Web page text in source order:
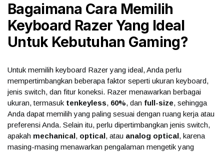
Bagaimana Cara Memilih
Keyboard Razer Yang Ideal
Untuk Kebutuhan Gaming?
Untuk memilih keyboard Razer yang ideal, Anda perlu
mempertimbangkan beberapa faktor seperti ukuran keyboard,
jenis switch, dan fitur koneksi. Razer menawarkan berbagai
ukuran, termasuk tenkeyless, 60%, dan full-size, sehingga
Anda dapat memilih yang paling sesuai dengan ruang kerja atau
preferensi Anda. Selain itu, perlu dipertimbangkan jenis switch,
apakah mechanical, optical, atau analog optical, karena
masing-masing menawarkan pengalaman mengetik yang